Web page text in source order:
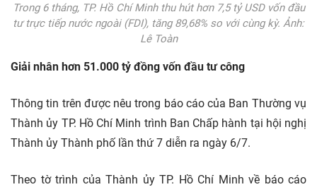
Trong 6 tháng, TP. Hồ Chí Minh thu hút hơn 7,5 tỷ USD vốn đầu
tư trực tiếp nước ngoài (FDI), tăng 89,68% so với cùng kỳ. Ảnh:
Lê Toàn
Giải nhân hơn 51.000 tỷ đồng vốn đầu tư công
Thông tin trên được nêu trong báo cáo của Ban Thường vụ
Thành ủy TP. Hồ Chí Minh trình Ban Chấp hành tại hội nghị
Thành ủy Thành phố lần thứ 7 diễn ra ngày 6/7.
Theo tờ trình của Thành ủy TP. Hồ Chí Minh về báo cáo